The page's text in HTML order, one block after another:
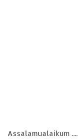
Assalamualaikum ....